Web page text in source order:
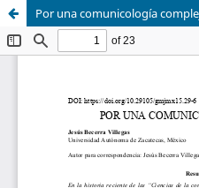
Por una comunicología